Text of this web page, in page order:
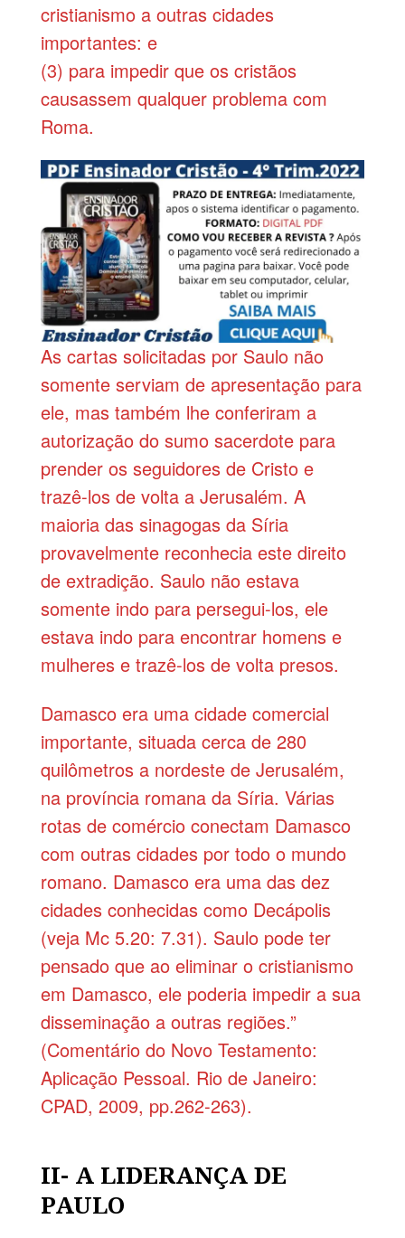
cristianismo a outras cidades
importantes: e
(3) para impedir que os cristãos
causassem qualquer problema com
Roma.
As cartas solicitadas por Saulo não
somente serviam de apresentação para
ele, mas também lhe conferiram a
autorização do sumo sacerdote para
prender os seguidores de Cristo e
trazê-los de volta a Jerusalém. A
maioria das sinagogas da Síria
provavelmente reconhecia este direito
de extradição. Saulo não estava
somente indo para persegui-los, ele
estava indo para encontrar homens e
mulheres e trazê-los de volta presos.
Damasco era uma cidade comercial
importante, situada cerca de 280
quilômetros a nordeste de Jerusalém,
na província romana da Síria. Várias
rotas de comércio conectam Damasco
com outras cidades por todo o mundo
romano. Damasco era uma das dez
cidades conhecidas como Decápolis
(veja Mc 5.20: 7.31). Saulo pode ter
pensado que ao eliminar o cristianismo
em Damasco, ele poderia impedir a sua
disseminação a outras regiões.”
(Comentário do Novo Testamento:
Aplica­ção Pessoal. Rio de Janeiro:
CPAD, 2009, pp.262-263).
II- A LIDERANÇA DE
PAULO